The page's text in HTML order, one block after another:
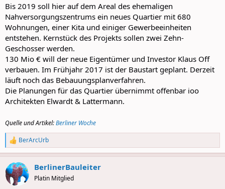
Bis 2019 soll hier auf dem Areal des ehemaligen
Nahversorgungszentrums ein neues Quartier mit 680
Wohnungen, einer Kita und einiger Gewerbeeinheiten
entstehen. Kernstück des Projekts sollen zwei Zehn-
Geschosser werden.
130 Mio € will der neue Eigentümer und Investor Klaus Off
verbauen. Im Frühjahr 2017 ist der Baustart geplant. Derzeit
läuft noch das Bebauungsplanverfahren.
Die Planungen für das Quartier übernimmt offenbar ioo
Architekten Elwardt & Lattermann.
Quelle und Artikel:Berliner Woche
R
e
a
c
t
i
BerArcUrb
BerlinerBauleiter
Platin Mitglied